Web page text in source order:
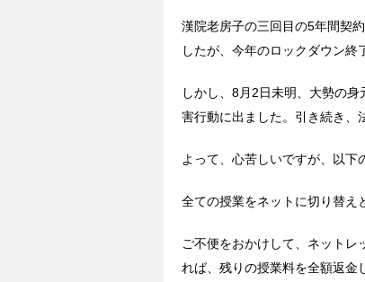
漢院老房子の三回目の5年間契
したが、今年のロックダウン終
しかし、8月2日未明、大勢の
害行動に出ました。引き続き、
よって、心苦しいですが、以下
全ての授業をネットに切り替え
ご不便をおかけして、ネット
れば、残りの授業料を全額返金